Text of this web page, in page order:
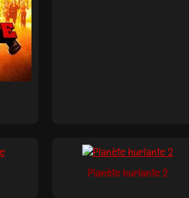
Planète hurlante 2